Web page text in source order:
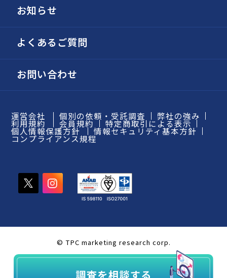
お知らせ
よくあるご質問
お問い合わせ
運営会社 個別の依頼・受託調査 弊社の強み
利用規約 会員規約 特定商取引による表示
個人情報保護方針 情報セキュリティ基本方針
コンプライアンス規程
© TPC marketing research corp.